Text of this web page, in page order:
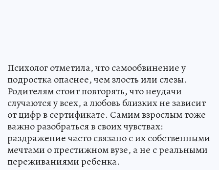
Психолог отметила, что самообвинение у
подростка опаснее, чем злость или слезы.
Родителям стоит повторять, что неудачи
случаются у всех, а любовь близких не зависит
от цифр в сертификате. Самим взрослым тоже
важно разобраться в своих чувствах:
раздражение часто связано с их собственными
мечтами о престижном вузе, а не с реальными
переживаниями ребенка.